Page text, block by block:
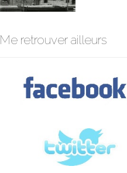
Me retrouver ailleurs